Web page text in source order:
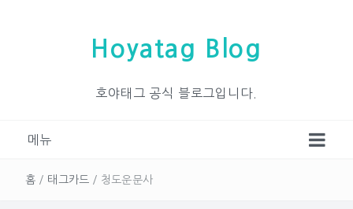
Hoyatag Blog
호야태그 공식 블로그입니다.
메뉴
홈 / 태그카드 / 청도운문사